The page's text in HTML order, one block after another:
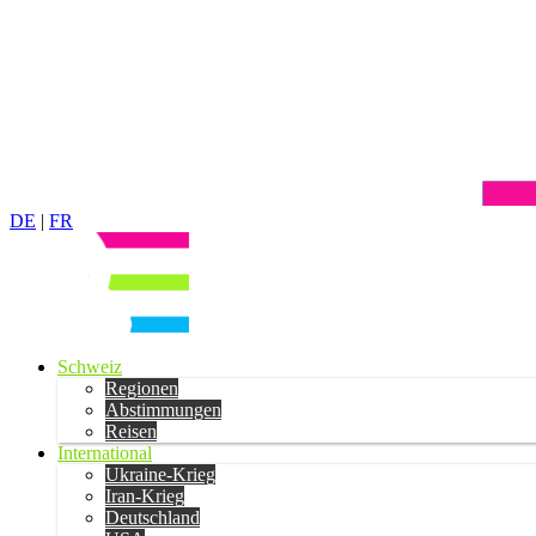
DE | FR
Schweiz
Regionen
Abstimmungen
Reisen
International
Ukraine-Krieg
Iran-Krieg
Deutschland